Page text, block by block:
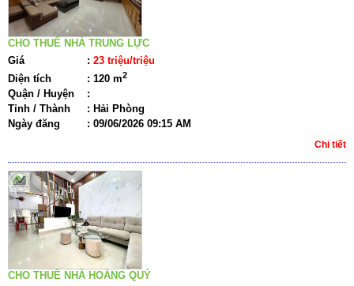
CHO THUÊ NHÀ TRUNG LỰC
Giá
: 23 triệu/triệu
Diện tích
: 120 m2
Quận / Huyện
:
Tỉnh / Thành
: Hải Phòng
Ngày đăng
: 09/06/2026 09:15 AM
Chi tiết
CHO THUÊ NHÀ HOÀNG QUÝ